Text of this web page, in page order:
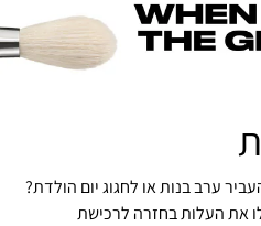
ערב בנות או לחגוג יום הולדת?
את העלות בחזרה לרכישת